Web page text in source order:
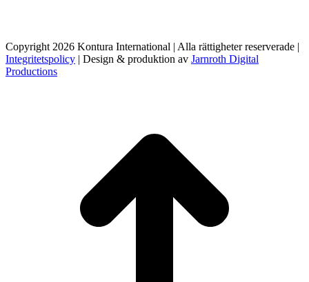
Copyright 2026 Kontura International | Alla rättigheter reserverade |
Integritetspolicy | Design & produktion av Jarnroth Digital
Productions